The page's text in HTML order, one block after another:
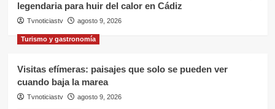
legendaria para huir del calor en Cádiz
Tvnoticiastv agosto 9, 2026
Turismo y gastronomía
Visitas efímeras: paisajes que solo se pueden ver
cuando baja la marea
Tvnoticiastv agosto 9, 2026